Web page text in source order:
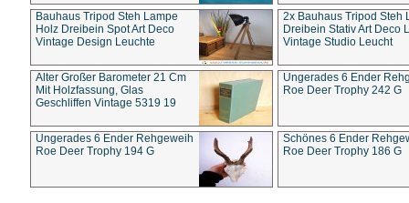
Bauhaus Tripod Steh Lampe
Holz Dreibein Spot Art Deco
Vintage Design Leuchte
2x Bauhaus Tripod Steh
Dreibein Stativ Art Deco
Vintage Studio Leucht
Alter Großer Barometer 21 Cm
Mit Holzfassung, Glas
Geschliffen Vintage 5319 19
Ungerades 6 Ender
Roe Deer Trophy 242 G
Ungerades 6 Ender Rehgeweih
Roe Deer Trophy 194 G
Schönes 6 Ender
Roe Deer Trophy 186 G